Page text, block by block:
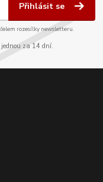
Přihlásit se
rozesílky newsletteru.
za 14 dní.